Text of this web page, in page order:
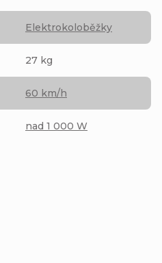
Elektrokoloběžky
27 kg
60 km/h
nad 1 000 W